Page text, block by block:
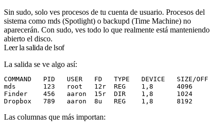
Sin sudo, solo ves procesos de tu cuenta de usuario. Procesos del
sistema como mds (Spotlight) o backupd (Time Machine) no
aparecerán. Con sudo, ves todo lo que realmente está manteniendo
abierto el disco.
Leer la salida de lsof
La salida se ve algo así:
COMMAND   PID   USER   FD   TYPE   DEVICE   SIZE/OFF
mds       123   root   12r  REG    1,8      4096
Finder    456   aaron  15r  DIR    1,8      1024
Las columnas que más importan: